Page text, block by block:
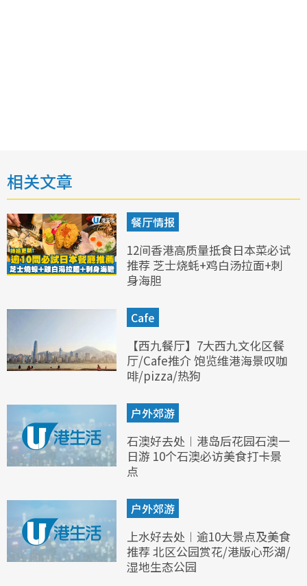
相关文章
餐厅情报
12间香港高质量抵食日本菜必试
推荐 芝士烧蚝+鸡白汤拉面+刺
身海胆
Cafe
【西九餐厅】7大西九文化区餐
厅/Cafe推介 饱览维港海景叹咖
啡/pizza/热狗
户外郊游
石澳好去处︱港岛后花园石澳一
日游 10个石澳必访美食打卡景
点
户外郊游
上水好去处︱逾10大景点及美食
推荐 北区公园赏花/港版心形湖/
湿地生态公园